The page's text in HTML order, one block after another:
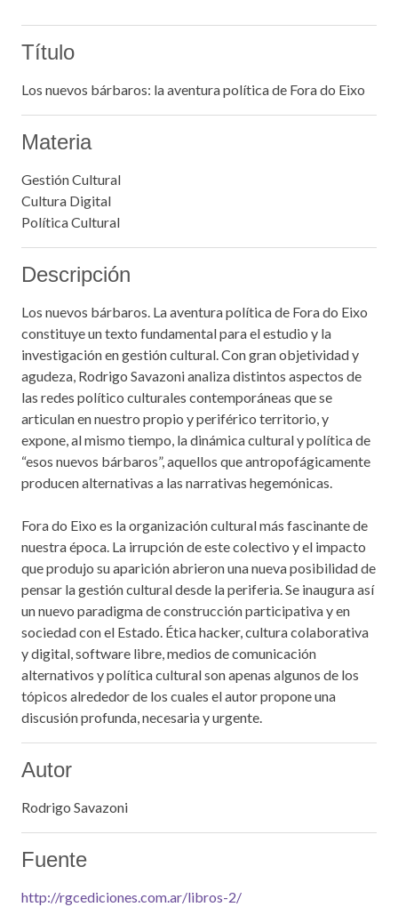
Título
Los nuevos bárbaros: la aventura política de Fora do Eixo
Materia
Gestión Cultural
Cultura Digital
Política Cultural
Descripción
Los nuevos bárbaros. La aventura política de Fora do Eixo
constituye un texto fundamental para el estudio y la
investigación en gestión cultural. Con gran objetividad y
agudeza, Rodrigo Savazoni analiza distintos aspectos de
las redes político culturales contemporáneas que se
articulan en nuestro propio y periférico territorio, y
expone, al mismo tiempo, la dinámica cultural y política de
“esos nuevos bárbaros”, aquellos que antropofágicamente
producen alternativas a las narrativas hegemónicas.
Fora do Eixo es la organización cultural más fascinante de
nuestra época. La irrupción de este colectivo y el impacto
que produjo su aparición abrieron una nueva posibilidad de
pensar la gestión cultural desde la periferia. Se inaugura así
un nuevo paradigma de construcción participativa y en
sociedad con el Estado. Ética hacker, cultura colaborativa
y digital, software libre, medios de comunicación
alternativos y política cultural son apenas algunos de los
tópicos alrededor de los cuales el autor propone una
discusión profunda, necesaria y urgente.
Autor
Rodrigo Savazoni
Fuente
http://rgcediciones.com.ar/libros-2/